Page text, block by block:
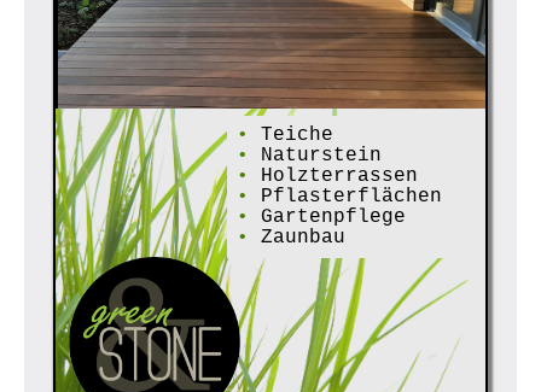
•
Teiche
•
Naturstein
•
Holzterrassen
•
Pflasterflächen
•
Gartenpflege
•
Zaunbau